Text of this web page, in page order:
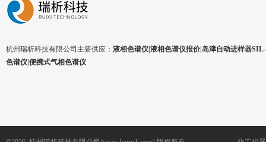
杭州瑞析科技有限公司主要供应： 液相色谱仪|液相色谱仪报价|岛津自动进样器
色谱仪|便携式气相色谱仪